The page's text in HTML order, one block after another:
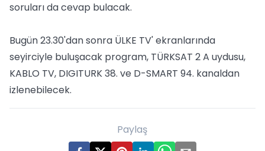
soruları da cevap bulacak.
Bugün 23.30'dan sonra ÜLKE TV' ekranlarında
seyirciyle buluşacak program, TÜRKSAT 2 A uydusu,
KABLO TV, DIGITURK 38. ve D-SMART 94. kanaldan
izlenebilecek.
Paylaş